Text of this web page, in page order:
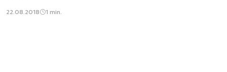
22.08.2018 1 min.